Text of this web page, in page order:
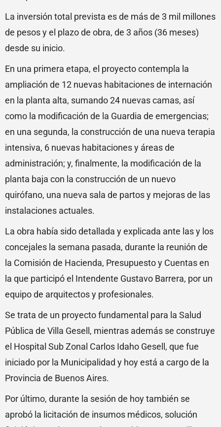
La inversión total prevista es de más de 3 mil millones
de pesos y el plazo de obra, de 3 años (36 meses)
desde su inicio.
En una primera etapa, el proyecto contempla la
ampliación de 12 nuevas habitaciones de internación
en la planta alta, sumando 24 nuevas camas, así
como la modificación de la Guardia de emergencias;
en una segunda, la construcción de una nueva terapia
intensiva, 6 nuevas habitaciones y áreas de
administración; y, finalmente, la modificación de la
planta baja con la construcción de un nuevo
quirófano, una nueva sala de partos y mejoras de las
instalaciones actuales.
La obra había sido detallada y explicada ante las y los
concejales la semana pasada, durante la reunión de
la Comisión de Hacienda, Presupuesto y Cuentas en
la que participó el Intendente Gustavo Barrera, por un
equipo de arquitectos y profesionales.
Se trata de un proyecto fundamental para la Salud
Pública de Villa Gesell, mientras además se construye
el Hospital Sub Zonal Carlos Idaho Gesell, que fue
iniciado por la Municipalidad y hoy está a cargo de la
Provincia de Buenos Aires.
Por último, durante la sesión de hoy también se
aprobó la licitación de insumos médicos, solución